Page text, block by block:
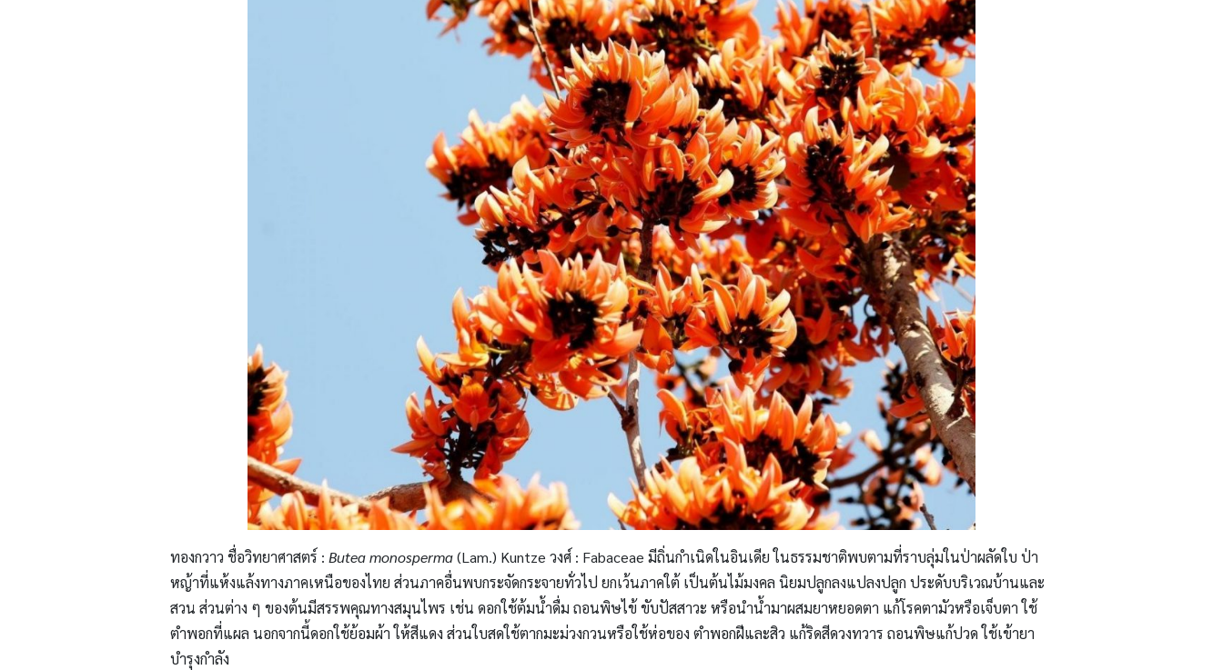
ทองกวาว ชื่อวิทยาศาสตร์ : Butea monosperma(Lam.) Kuntze วงศ์ : Fabaceae มีถิ่นกำเนิดในอินเดีย ในธรรมชาติพบตามที่ราบลุ่มในป่าผลัดใบ ป่า
หญ้าที่แห้งแล้งทางภาคเหนือของไทย ส่วนภาคอื่นพบกระจัดกระจายทั่วไป ยกเว้นภาคใต้ เป็นต้นไม้มงคล นิยมปลูกลงแปลงปลูก ประดับบริเวณบ้านและ
สวน ส่วนต่าง ๆ ของต้นมีสรรพคุณทางสมุนไพร เช่น ดอกใช้ต้มน้ำดื่ม ถอนพิษไข้ ขับปัสสาวะ หรือนำน้ำมาผสมยาหยอดตา แก้โรคตามัวหรือเจ็บตา ใช้
ตำพอกที่แผล นอกจากนี้ดอกใช้ย้อมผ้า ให้สีแดง ส่วนใบสดใช้ตากมะม่วงกวนหรือใช้ห่อของ ตำพอกฝีและสิว แก้ริดสีดวงทวาร ถอนพิษแก้ปวด ใช้เข้ายา
บำรุงกำลัง